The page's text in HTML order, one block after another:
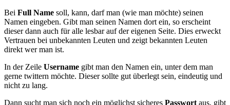
Bei Full Name soll, kann, darf man (wie man möchte) seinen
Namen eingeben. Gibt man seinen Namen dort ein, so erscheint
dieser dann auch für alle lesbar auf der eigenen Seite. Dies erweckt
Vertrauen bei unbekannten Leuten und zeigt bekannten Leuten
direkt wer man ist.
In der Zeile Username gibt man den Namen ein, unter dem man
gerne twittern möchte. Dieser sollte gut überlegt sein, eindeutig und
nicht zu lang.
Dann sucht man sich noch ein möglichst sicheres Passwort aus, gibt